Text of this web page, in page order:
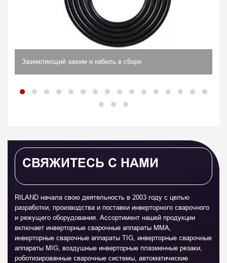
Заземляющий зажим и кабель в сборе
СВЯЖИТЕСЬ С НАМИ
RILAND начала свою деятельность в 2003 году с целью
разработки, производства и поставки инверторного сварочного
и режущего оборудования. Ассортимент нашей продукции
включает инверторные сварочные аппараты MMA,
инверторные сварочные аппараты TIG, инверторные сварочные
аппараты MIG, воздушные инверторные плазменные резаки,
роботизированные сварочные системы, автоматические